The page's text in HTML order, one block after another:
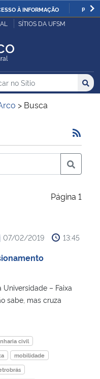
À INFORMAÇÃO
Comunicações
SÍTIOS DA UFSM
no no Sítio
> Busca
Página 1
07/02/2019 13:45
– Faixa
sabe, mas cruza
civil
mobilidade